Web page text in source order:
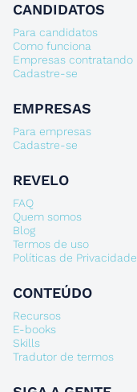
CANDIDATOS
Para candidatos
Como funciona
Empresas contratando
Cadastre-se
EMPRESAS
Para empresas
Cadastre-se
REVELO
FAQ
Quem somos
Blog
Termos de uso
Políticas de Privacidade
CONTEÚDO
Recursos
E-books
Skills
Tradutor de termos